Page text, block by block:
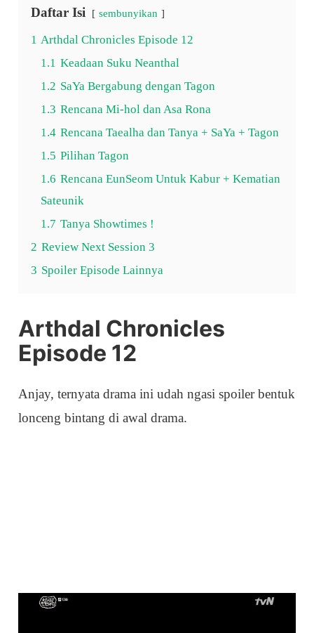
Daftar Isi sembunyikan
1 Arthdal Chronicles Episode 12
1.1 Keadaan Suku Neanthal
1.2 SaYa Bergabung dengan Tagon
1.3 Rencana Mi-hol dan Asa Rona
1.4 Rencana Taealha dan Tanya + SaYa + Tagon
1.5 Pilihan Tagon
1.6 Rencana EunSeom Untuk Kabur + Kematian
Sateunik
1.7 Tanya Showtimes !
2 Review Next Session 3
3 Spoiler Episode Lainnya
Arthdal Chronicles
Episode 12
Anjay, ternyata drama ini udah ngasi spoiler bentuk
lonceng bintang di awal drama.